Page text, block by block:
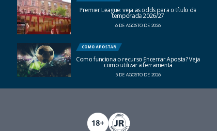
Premier League: veja as odds para o título da
temporada 2026/27
6 DE AGOSTO DE 2026
COMO APOSTAR
Como funciona o recurso Encerrar Aposta? Veja
como utilizar a ferramenta
5 DE AGOSTO DE 2026